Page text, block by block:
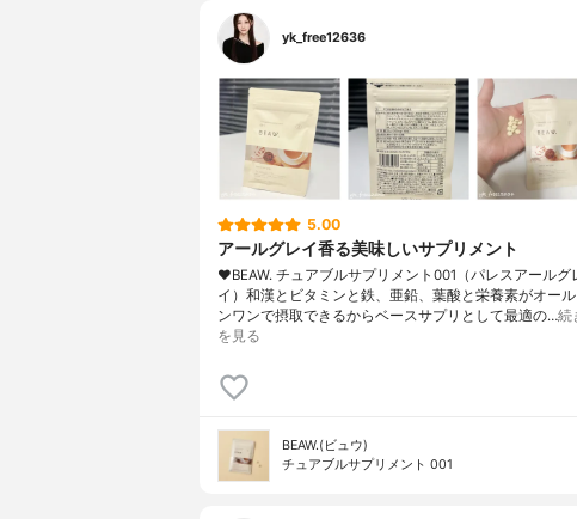
yk_free12636
5.00
アールグレイ香る美味しいサプリメント
❤︎BEAW. チュアブルサプリメント001（パレスアールグ
イ）和漢とビタミンと鉄、亜鉛、葉酸と栄養素がオール
ンワンで摂取できるからベースサプリとして最適の…続
を見る
BEAW.(ビュウ)
チュアブルサプリメント 001